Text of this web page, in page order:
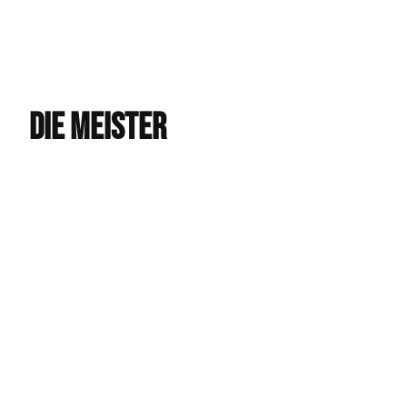
DIE MEISTER